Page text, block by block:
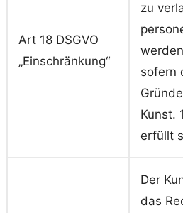
Art 18 DSGVO
„Einschränkung“
zu
sofern
Kunst.
erfüllt
Der
das